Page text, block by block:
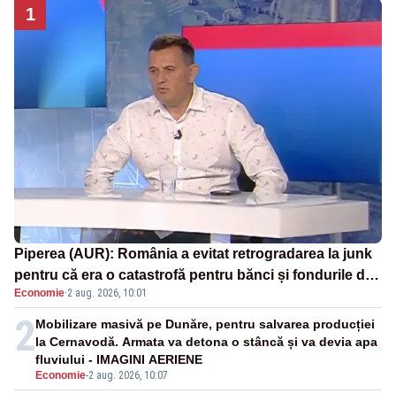
1
Piperea (AUR): România a evitat retrogradarea la junk
pentru că era o catastrofă pentru bănci și fondurile de
pensii
Economie·2 aug. 2026, 10:01
2
Economie-2 aug. 2026, 10:07
Mobilizare masivă pe Dunăre, pentru salvarea producției
la Cernavodă. Armata va detona o stâncă și va devia apa
fluviului - IMAGINI AERIENE